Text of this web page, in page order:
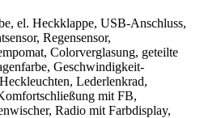
el. Heckklappe, USB-Anschluss,
Regensensor,
Colorverglasung, geteilte
Geschwindigkeit-
Lederlenkrad,
mit FB,
Radio mit Farbdisplay,